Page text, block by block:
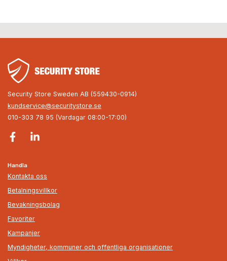
Security Store Sweden AB (559430-0914)
kundservice@securitystore.se
010-303 78 95 (Vardagar 08:00-17:00)
Handla
Kontakta oss
Betalningsvillkor
Bevakningsbolag
Favoriter
Kampanjer
Myndigheter, kommuner och offentliga organisationer